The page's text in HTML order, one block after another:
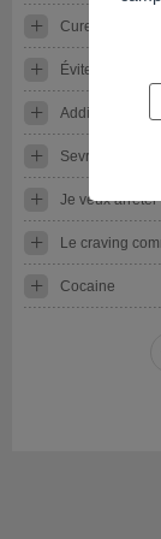
Cure de
Éviter la
Addiction au
Sevrage
Je veux
Le craving
Cocaine